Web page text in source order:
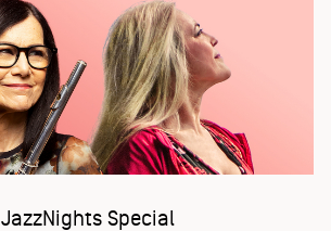
JazzNights Special